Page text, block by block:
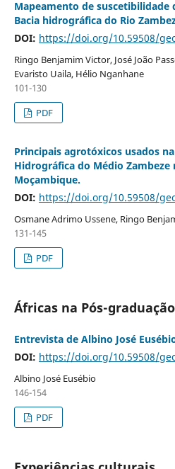
Mapeamento de suscetibilidade
Bacia hidrográfica do Rio
DOI: https://doi.org/10.59508/
Ringo Benjamim Victor, José João
Evaristo Uaila, Hélio Nganhane
101-130
PDF
Principais agrotóxicos usados
Hidrográfica do Médio Zambeze
Moçambique.
DOI: https://doi.org/10.59508/
Osmane Adrimo Ussene, Ringo
131-145
PDF
Áfricas na Pós-graduação
Entrevista de Albino José
DOI: https://doi.org/10.59508/
Albino José Eusébio
146-154
PDF